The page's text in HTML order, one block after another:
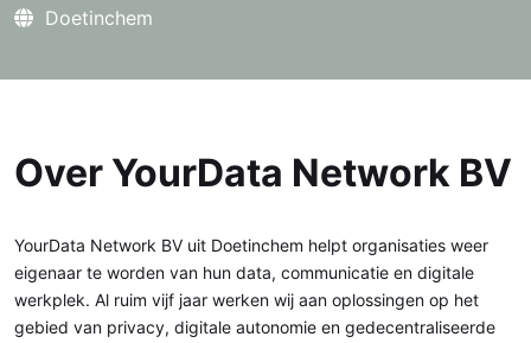
Doetinchem
Over YourData Network BV
YourData Network BV uit Doetinchem helpt organisaties weer
eigenaar te worden van hun data, communicatie en digitale
werkplek. Al ruim vijf jaar werken wij aan oplossingen op het
gebied van privacy, digitale autonomie en gedecentraliseerde